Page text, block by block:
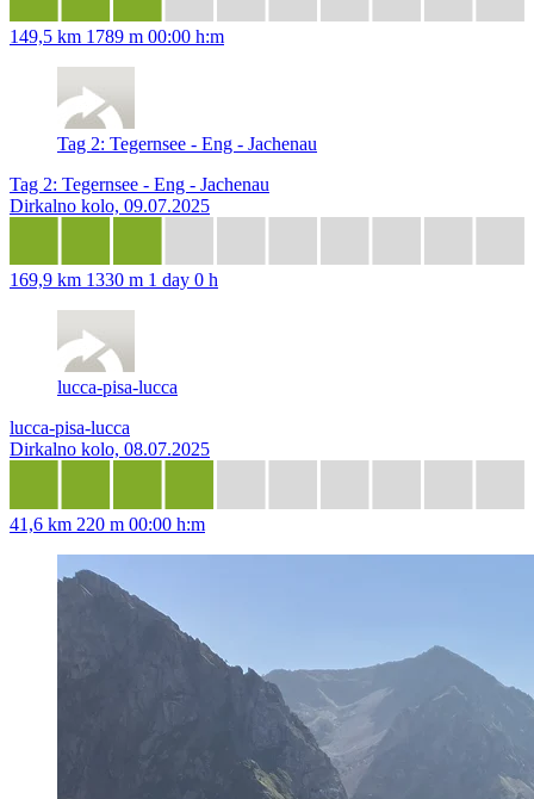
149,5 km 1789 m 00:00 h:m
Tag 2: Tegernsee - Eng - Jachenau
Tag 2: Tegernsee - Eng - Jachenau
Dirkalno kolo, 09.07.2025
169,9 km 1330 m 1 day 0 h
lucca-pisa-lucca
lucca-pisa-lucca
Dirkalno kolo, 08.07.2025
41,6 km 220 m 00:00 h:m